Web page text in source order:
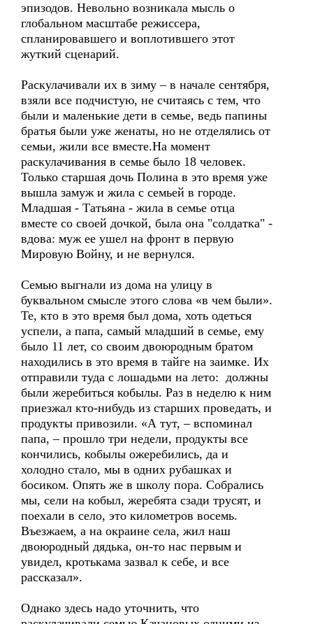
эпизодов. Невольно возникала мысль о
глобальном масштабе режиссера,
спланировавшего и воплотившего этот
жуткий сценарий.
Раскулачивали их в зиму – в начале сентября,
взяли все подчистую, не считаясь с тем, что
были и маленькие дети в семье, ведь папины
братья были уже женаты, но не отделялись от
семьи, жили все вместе.На момент
раскулачивания в семье было 18 человек.
Только старшая дочь Полина в это время уже
вышла замуж и жила с семьей в городе.
Младшая - Татьяна - жила в семье отца
вместе со своей дочкой, была она "солдатка" -
вдова: муж ее ушел на фронт в первую
Мировую Войну, и не вернулся.
Семью выгнали из дома на улицу в
буквальном смысле этого слова «в чем были».
Те, кто в это время был дома, хоть одеться
успели, а папа, самый младший в семье, ему
было 11 лет, со своим двоюродным братом
находились в это время в тайге на заимке. Их
отправили туда с лошадьми на лето: должны
были жеребиться кобылы. Раз в неделю к ним
приезжал кто-нибудь из старших проведать, и
продукты привозили. «А тут, – вспоминал
папа, – прошло три недели, продукты все
кончились, кобылы ожеребились, да и
холодно стало, мы в одних рубашках и
босиком. Опять же в школу пора. Собрались
мы, сели на кобыл, жеребята сзади трусят, и
поехали в село, это километров восемь.
Въезжаем, а на окраине села, жил наш
двоюродный дядька, он-то нас первым и
увидел, кротькама зазвал к себе, и все
рассказал».
Однако здесь надо уточнить, что